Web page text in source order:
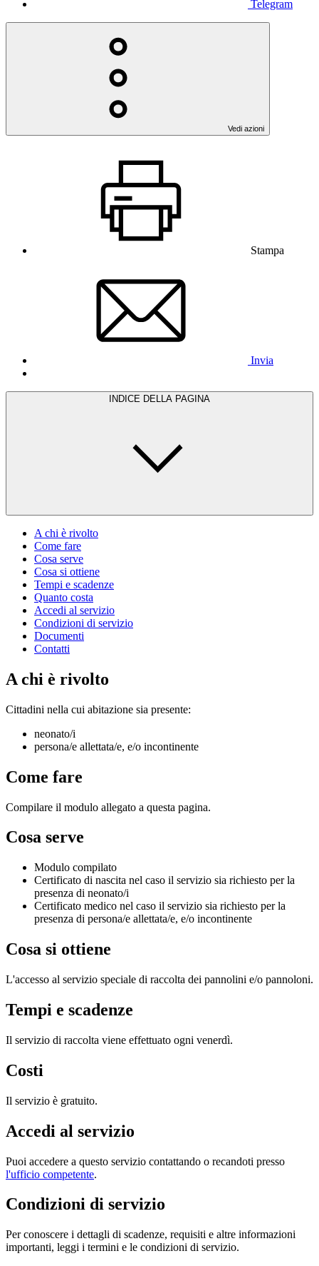
Telegram
Vedi azioni
Stampa
Invia
INDICE DELLA PAGINA
A chi è rivolto
Come fare
Cosa serve
Cosa si ottiene
Tempi e scadenze
Quanto costa
Accedi al servizio
Condizioni di servizio
Documenti
Contatti
A chi è rivolto
Cittadini nella cui abitazione sia presente:
neonato/i
persona/e allettata/e, e/o incontinente
Come fare
Compilare il modulo allegato a questa pagina.
Cosa serve
Modulo compilato
Certificato di nascita nel caso il servizio sia richiesto per la
presenza di neonato/i
Certificato medico nel caso il servizio sia richiesto per la
presenza di persona/e allettata/e, e/o incontinente
Cosa si ottiene
L'accesso al servizio speciale di raccolta dei pannolini e/o pannoloni.
Tempi e scadenze
Il servizio di raccolta viene effettuato ogni venerdì.
Costi
Il servizio è gratuito.
Accedi al servizio
Puoi accedere a questo servizio contattando o recandoti presso
l'ufficio competente.
Condizioni di servizio
Per conoscere i dettagli di scadenze, requisiti e altre informazioni
importanti, leggi i termini e le condizioni di servizio.